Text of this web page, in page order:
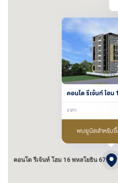
คอนโด รีเจ้นท์ โฮม 16 พหลโยธิน 67
คอนโด รีเจ้นท์ โฮม
ราคา
พบยูนิตสำหรับซื้